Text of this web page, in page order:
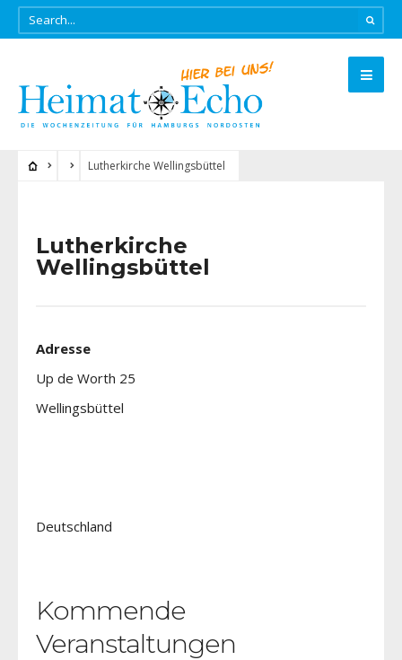
Lutherkirche Wellingsbüttel
Lutherkirche
Wellingsbüttel
Adresse
Up de Worth 25
Wellingsbüttel
Deutschland
Kommende
Veranstaltungen